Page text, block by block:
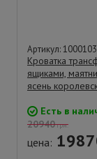
Артикул:
Кроватка
ящиками,
ясень
Есть в
20940грн.
цена: